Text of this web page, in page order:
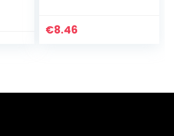
€8.46